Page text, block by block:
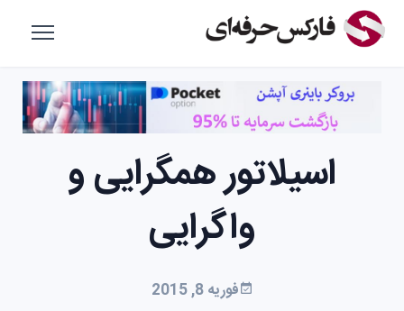
اسیلاتور همگرایی و
واگرایی
فوریه 8, 2015